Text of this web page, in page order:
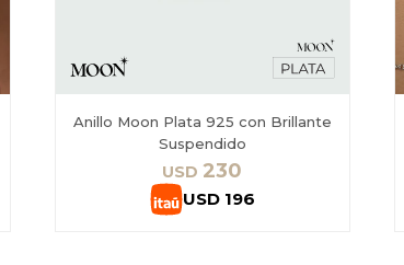
Anillo Moon Plata 925 con Brillante
Suspendido
USD 230
USD 196